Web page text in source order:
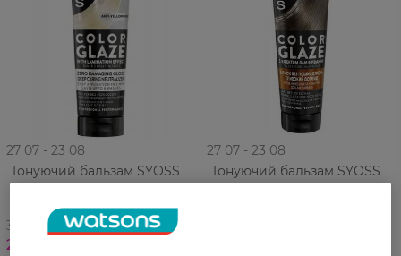
27 07 - 23 08
Тонуючий бальзам SYOSS
Color Glaze Холодний
Платиновий 100 мл
324,99 ГРН
259,99 ГРН
27 07 - 23 08
Тонуючий бальзам SYOSS
Color Glaze Холодний